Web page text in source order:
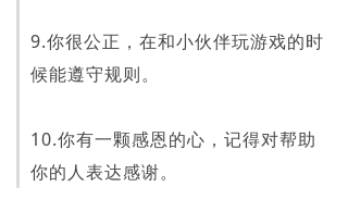
9.你很公正，在和小伙伴玩游戏的时
候能遵守规则。
10.你有一颗感恩的心，记得对帮助
你的人表达感谢。